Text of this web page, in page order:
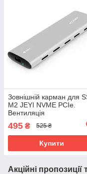
Зовнішній карман для
M2 JEYI NVME PCIe.
Вентиляція
495 ₴ 525 ₴
Купити
Акційні пропозиції